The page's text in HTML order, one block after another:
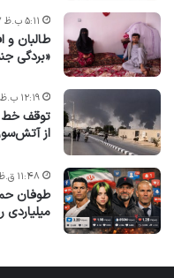
طالبان و
«بردگی
۵:۱۱ ب.ظ ۷ اسد ۱۴۰۰
توقف خط
از
۱۲:۱۹ ب.ظ ۱۰ اسد ۱۴۰۵
طوفان
۱۱:۴۸ ق.ظ ۲۱ حوت ۱۴۰۴